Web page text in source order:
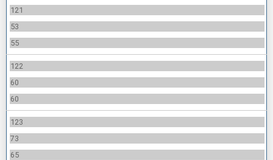
121
53
55
122
60
60
123
73
65